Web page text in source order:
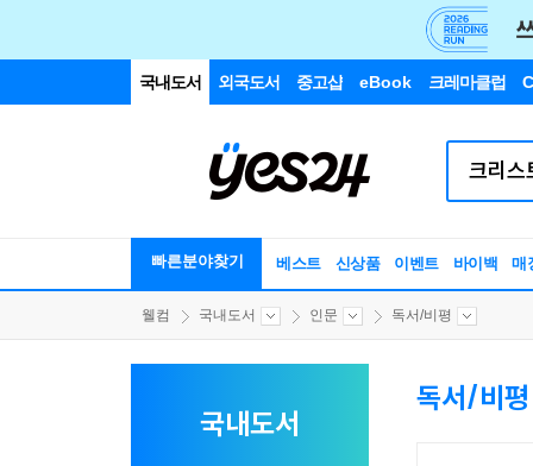
국내도서 외국도서 중고샵 eBook 크레마클럽
빠른분야찾기 베스트 신상품 이벤트 바이백 매
웰컴 국내도서 인문 독서/비평
국내도서
독서/비평